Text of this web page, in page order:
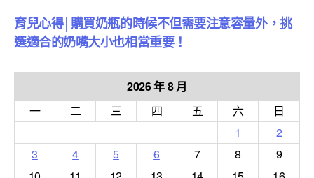
育兒心得│購買奶瓶的時候不但需要注意容量外，挑
選適合的奶嘴大小也相當重要！
2026 年 8 月
一
二 三 四 五 六
日
1
2
3
4 5 6 7 8
9